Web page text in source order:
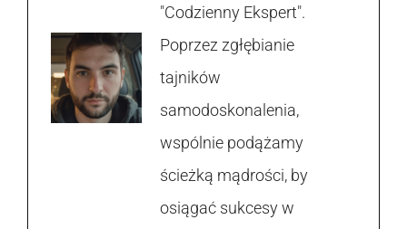
"Codzienny Ekspert".
Poprzez zgłębianie
tajników
samodoskonalenia,
wspólnie podążamy
ścieżką mądrości, by
osiągać sukcesy w